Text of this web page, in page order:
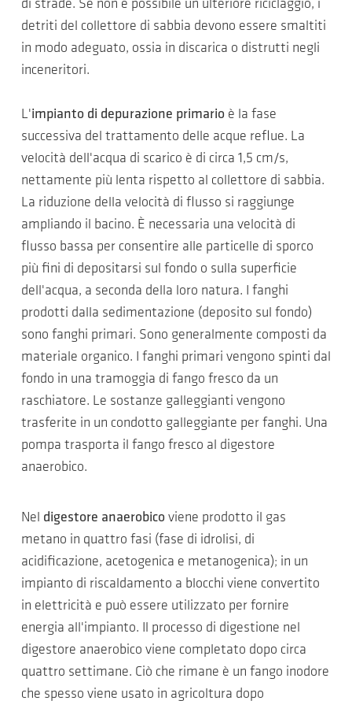
di strade. Se non è possibile un ulteriore riciclaggio, i
detriti del collettore di sabbia devono essere smaltiti
in modo adeguato, ossia in discarica o distrutti negli
inceneritori.
L'impianto di depurazione primario è la fase
successiva del trattamento delle acque reflue. La
velocità dell'acqua di scarico è di circa 1,5 cm/s,
nettamente più lenta rispetto al collettore di sabbia.
La riduzione della velocità di flusso si raggiunge
ampliando il bacino. È necessaria una velocità di
flusso bassa per consentire alle particelle di sporco
più fini di depositarsi sul fondo o sulla superficie
dell'acqua, a seconda della loro natura. I fanghi
prodotti dalla sedimentazione (deposito sul fondo)
sono fanghi primari. Sono generalmente composti da
materiale organico. I fanghi primari vengono spinti dal
fondo in una tramoggia di fango fresco da un
raschiatore. Le sostanze galleggianti vengono
trasferite in un condotto galleggiante per fanghi. Una
pompa trasporta il fango fresco al digestore
anaerobico.
Nel digestore anaerobico viene prodotto il gas
metano in quattro fasi (fase di idrolisi, di
acidificazione, acetogenica e metanogenica); in un
impianto di riscaldamento a blocchi viene convertito
in elettricità e può essere utilizzato per fornire
energia all'impianto. Il processo di digestione nel
digestore anaerobico viene completato dopo circa
quattro settimane. Ciò che rimane è un fango inodore
che spesso viene usato in agricoltura dopo